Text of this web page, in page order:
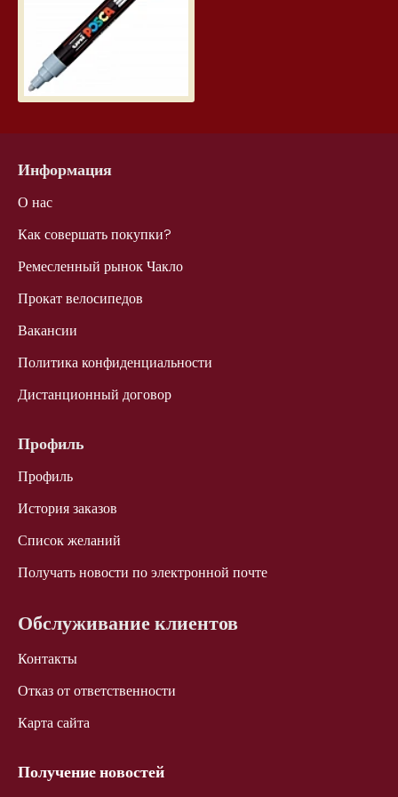
Информация
О нас
Как совершать покупки?
Ремесленный рынок Чакло
Прокат велосипедов
Вакансии
Политика конфиденциальности
Дистанционный договор
Профиль
Профиль
История заказов
Список желаний
Получать новости по электронной почте
Обслуживание клиентов
Контакты
Отказ от ответственности
Карта сайта
Получение новостей